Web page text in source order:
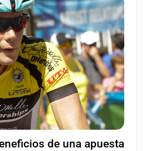
de una apuesta